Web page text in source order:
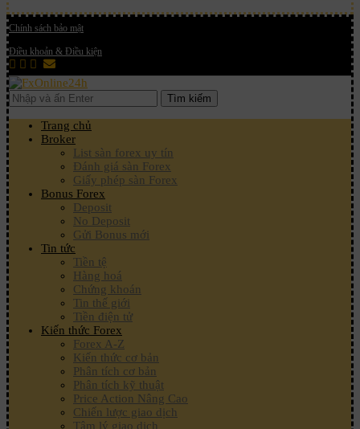
Chính sách bảo mật
Điều khoản & Điều kiện
Tìm kiếm
Trang chủ
Broker
List sàn forex uy tín
Đánh giá sàn Forex
Giấy phép sàn Forex
Bonus Forex
Deposit
No Deposit
Gửi Bonus mới
Tin tức
Tiền tệ
Hàng hoá
Chứng khoán
Tin thế giới
Tiền điện tử
Kiến thức Forex
Forex A-Z
Kiến thức cơ bản
Phân tích cơ bản
Phân tích kỹ thuật
Price Action Nâng Cao
Chiến lược giao dịch
Tâm lý giao dịch